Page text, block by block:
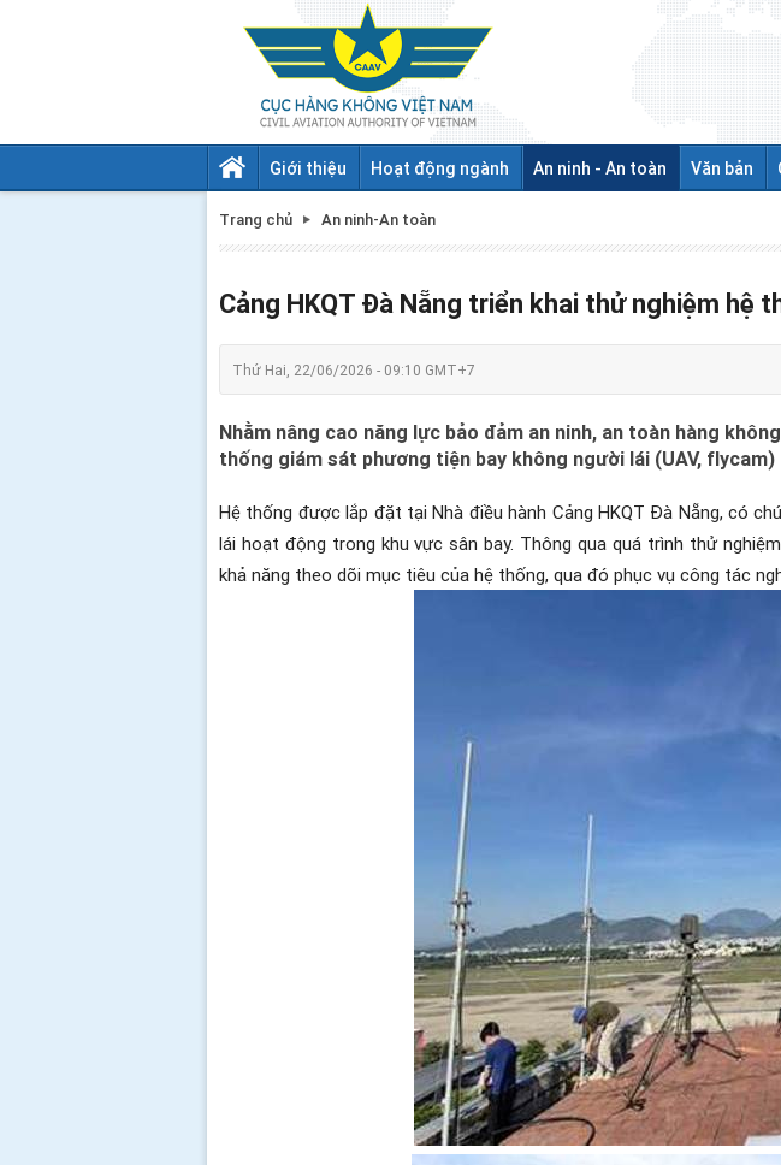
Giới thiệu Hoạt động ngành An ninh - An toàn Văn bản
Trang chủ An ninh-An toàn
Cảng HKQT Đà Nẵng triển khai thử nghiệm
Thứ Hai, 22/06/2026 - 09:10 GMT+7
Nhằm nâng cao năng lực bảo đảm an ninh, an toàn hàng
thống giám sát phương tiện bay không người lái (UAV,
Hệ thống được lắp đặt tại Nhà điều hành Cảng HKQT Đà Nẵng, có
lái hoạt động trong khu vực sân bay. Thông qua quá trình thử
khả năng theo dõi mục tiêu của hệ thống, qua đó phục vụ công tác